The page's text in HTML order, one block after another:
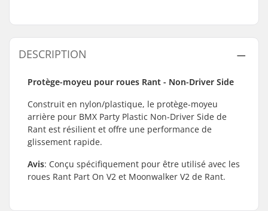
DESCRIPTION
Protège-moyeu pour roues Rant - Non-Driver Side
Construit en nylon/plastique, le protège-moyeu
arrière pour BMX Party Plastic Non-Driver Side de
Rant est résilient et offre une performance de
glissement rapide.
Avis: Conçu spécifiquement pour être utilisé avec les
roues Rant Part On V2 et Moonwalker V2 de Rant.